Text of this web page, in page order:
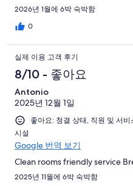
2026년 1월에 6박 숙박함
0
실제 이용 고객 후기
8/10 - 좋아요
Antonio
2025년 12월 1일
좋아요: 청결 상태, 직원 및 서
시설
Google 번역 보기
Clean rooms friendly service
2025년 11월에 6박 숙박함